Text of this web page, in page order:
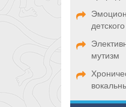
мутизм